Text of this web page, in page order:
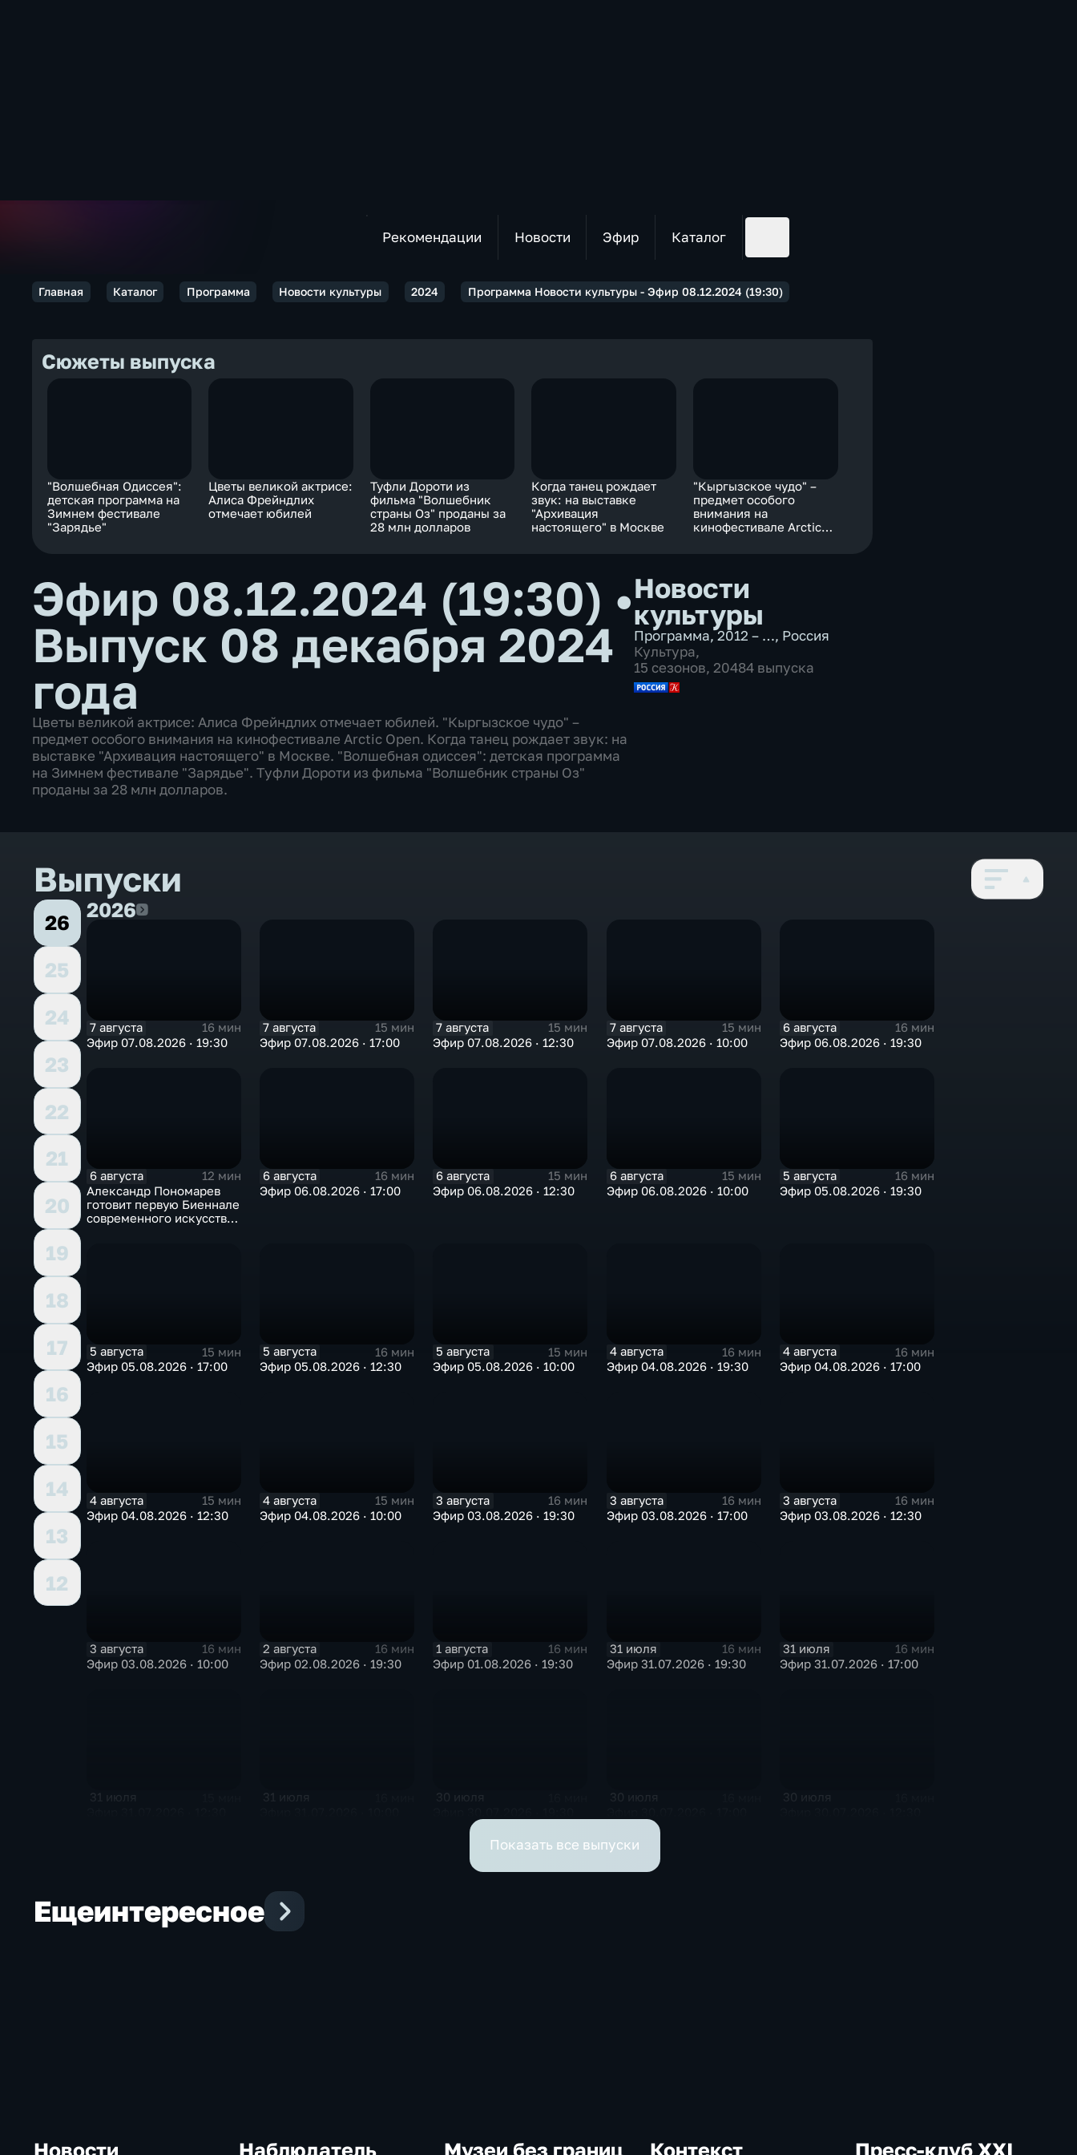
Рекомендации Новости Эфир Каталог
Главная Каталог Программа Новости культуры 2024 Программа Новости культуры - Эфир 08.12.2024 (19:30)
Сюжеты выпуска
"Волшебная Одиссея":
детская программа на
Зимнем фестивале
"Зарядье"
Цветы великой актрисе:
Алиса Фрейндлих
отмечает юбилей
Туфли Дороти из
фильма "Волшебник
страны Оз" проданы за
28 млн долларов
Когда танец рождает
звук: на выставке
"Архивация
настоящего" в Москве
"Кыргызское чудо" –
предмет особого
внимания на
кинофестивале Arctic
Эфир 08.12.2024 (19:30) •
Выпуск 08 декабря 2024
года
Цветы великой актрисе: Алиса Фрейндлих отмечает юбилей. "Кыргызское чудо" –
предмет особого внимания на кинофестивале Arctic Оpen. Когда танец рождает звук: на
выставке "Архивация настоящего" в Москве. "Волшебная одиссея": детская программа
на Зимнем фестивале "Зарядье". Туфли Дороти из фильма "Волшебник страны Оз"
проданы за 28 млн долларов.
Новости
культуры
Программа,2012 – …, Россия
Культура,
15 сезонов, 20484 выпуска
Выпуски
26
25
24
23
22
21
20
19
18
17
16
15
14
13
12
20262026
7 августа
16 мин
Эфир 07.08.2026 · 19:30
7 августа
15 мин
Эфир 07.08.2026 · 17:00
7 августа
15 мин
Эфир 07.08.2026 · 12:30
7 августа
15 мин
Эфир 07.08.2026 · 10:00
6 августа
16 мин
Эфир 06.08.2026 · 19:30
6 августа
12 мин
Александр Пономарев
готовит первую Биеннале
современного искусства
6 августа
16 мин
Эфир 06.08.2026 · 17:00
6 августа
15 мин
Эфир 06.08.2026 · 12:30
6 августа
15 мин
Эфир 06.08.2026 · 10:00
5 августа
16 мин
Эфир 05.08.2026 · 19:30
5 августа
15 мин
Эфир 05.08.2026 · 17:00
5 августа
16 мин
Эфир 05.08.2026 · 12:30
5 августа
15 мин
Эфир 05.08.2026 · 10:00
4 августа
16 мин
Эфир 04.08.2026 · 19:30
4 августа
16 мин
Эфир 04.08.2026 · 17:00
4 августа
15 мин
Эфир 04.08.2026 · 12:30
4 августа
15 мин
Эфир 04.08.2026 · 10:00
3 августа
16 мин
Эфир 03.08.2026 · 19:30
3 августа
16 мин
Эфир 03.08.2026 · 17:00
3 августа
16 мин
Эфир 03.08.2026 · 12:30
3 августа
16 мин
Эфир 03.08.2026 · 10:00
2 августа
16 мин
Эфир 02.08.2026 · 19:30
1 августа
16 мин
Эфир 01.08.2026 · 19:30
31 июля
16 мин
Эфир 31.07.2026 · 19:30
31 июля
16 мин
Эфир 31.07.2026 · 17:00
31 июля 31 июля 30 июля 30 июля 30 июля
Показать все выпуски
Ещеинтересное
Новости
Наблюдатель Музеи без границ Контекст Пресс-клуб ХХI